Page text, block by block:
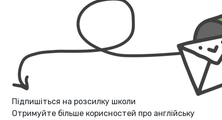
Підпишіться на розсилку школи
Отримуйте більше корисностей про англійську